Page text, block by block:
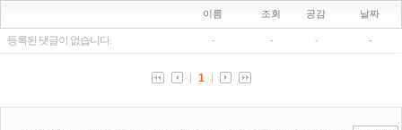
이름 조회 공감 날짜
등록된 댓글이 없습니다. - - - -
1